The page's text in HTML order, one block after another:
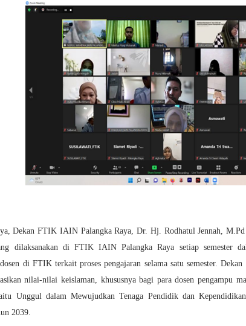
Dekan FTIK IAIN Palangka Raya, Dr. Hj. Rodhatul Jennah,
dilaksanakan di FTIK IAIN Palangka Raya setiap semester
di FTIK terkait proses pengajaran selama satu semester.
nilai-nilai keislaman, khususnya bagi para dosen pengampu
Unggul dalam Mewujudkan Tenaga Pendidik dan
2039.